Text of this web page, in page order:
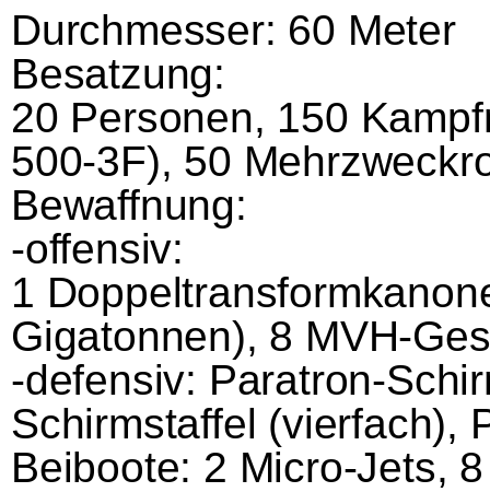
Durchmesser: 60 Meter
Besatzung:
20 Personen, 150
500-3F), 50
Bewaffnung:
-offensiv:
1
Gigatonnen), 8 MVH-
-defensiv: Paratron-
Schirmstaffel (vierfach),
Beiboote: 2 Micro-Jets,